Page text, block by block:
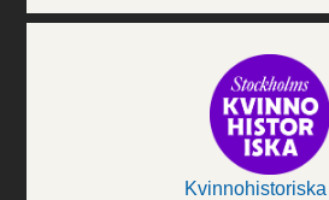
Kvinnohistoriska